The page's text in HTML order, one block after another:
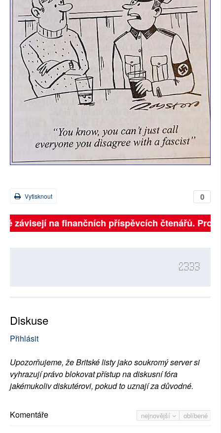
0
Vytisknout
závisejí na finančních příspěvcích čtenářů.
2333
Diskuse
Přihlásit
Upozorňujeme, že Britské listy jako soukromý server si
vyhrazují právo blokovat přístup na diskusní fóra
jakémukoliv diskutérovi, pokud to uznají za důvodné.
nejnovější oblíbené
Komentáře